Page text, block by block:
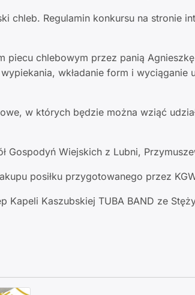
chleb. Regulamin konkursu na stronie
piecu chlebowym przez panią
wkładanie form i
w których będzie można wziąć
Gospodyń Wiejskich z Lubni,
posiłku przygotowanego przez
Kapeli Kaszubskiej TUBA BAND ze